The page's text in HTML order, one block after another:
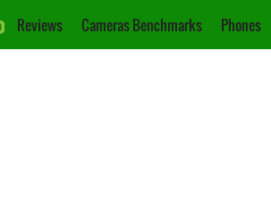
Reviews Cameras Benchmarks Phones